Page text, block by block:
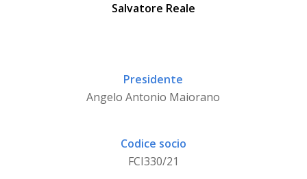
Salvatore Reale
Presidente
Angelo Antonio Maiorano
Codice socio
FCI330/21